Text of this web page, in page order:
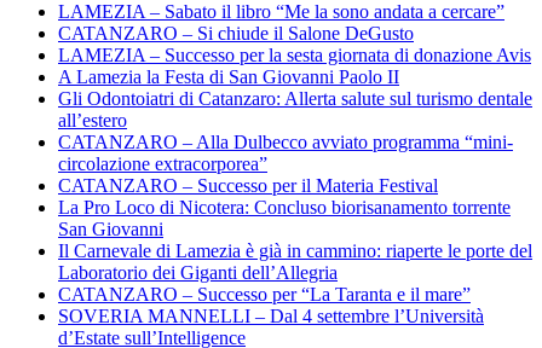
LAMEZIA – Sabato il libro “Me la sono andata a cercare”
CATANZARO – Si chiude il Salone DeGusto
LAMEZIA – Successo per la sesta giornata di donazione Avis
A Lamezia la Festa di San Giovanni Paolo II
Gli Odontoiatri di Catanzaro: Allerta salute sul turismo dentale
all’estero
CATANZARO – Alla Dulbecco avviato programma “mini-
circolazione extracorporea”
CATANZARO – Successo per il Materia Festival
La Pro Loco di Nicotera: Concluso biorisanamento torrente
San Giovanni
Il Carnevale di Lamezia è già in cammino: riaperte le porte del
Laboratorio dei Giganti dell’Allegria
CATANZARO – Successo per “La Taranta e il mare”
SOVERIA MANNELLI – Dal 4 settembre l’Università
d’Estate sull’Intelligence